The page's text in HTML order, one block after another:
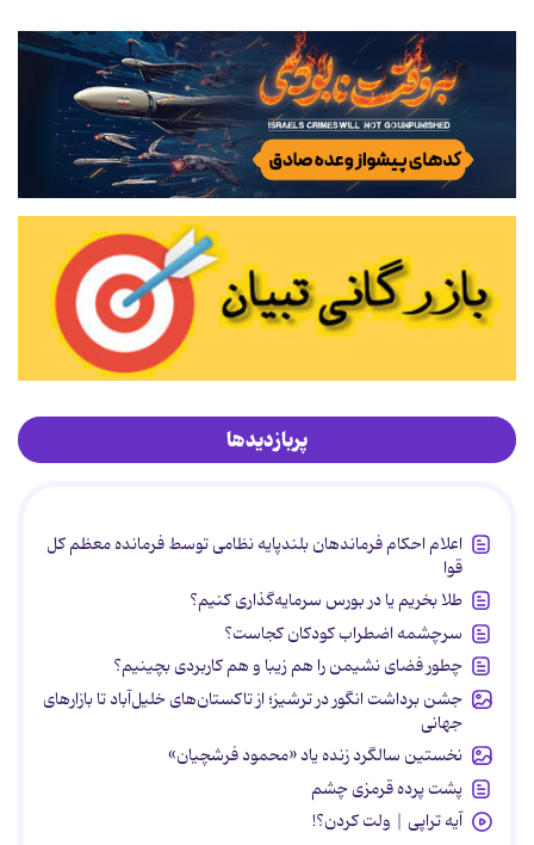
پربازدیدها
اعلام احکام فرماندهان بلندپایه نظامی توسط فرمانده معظم کل
قوا
طلا بخریم یا در بورس سرمایه‌گذاری کنیم؟
سرچشمه اضطراب کودکان کجاست؟
چطور فضای نشیمن را هم زیبا و هم کاربردی بچینیم؟
جشن برداشت انگور در ترشیز؛ از تاکستان‌های خلیل‌آباد تا بازارهای
جهانی
نخستین سالگرد زنده یاد «محمود فرشچیان»
پشت پرده قرمزی چشم
آیه تراپی | ولت کردن؟!